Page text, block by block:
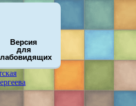
Версия
для